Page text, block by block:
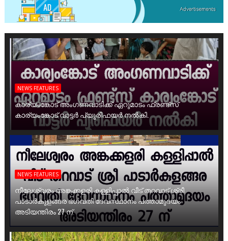
NEWS FEATURES
കാര്യംങ്കോട് അംഗണവാടിക്ക് ഏറുമാടം ഫ്രണ്ട്സ്
കാര്യംങ്കോട് വാട്ടർ പ്യൂരിഫയർ നൽകി.
NEWS FEATURES
നീലേശ്വരം അങ്കക്കളരി കള്ളിപ്പാൽ വീട് തറവാട് ശ്രീ
പാടാർകുളങ്ങര ഭഗവതി ദേവസ്ഥാനം പത്താമുദയം
അടിയന്തിരം 27 ന്